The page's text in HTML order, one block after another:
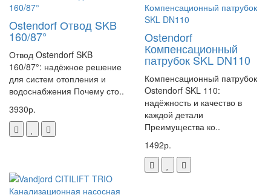
Ostendorf Отвод SKB
160/87°
Отвод Ostendorf SKB
160/87°: надёжное решение
для систем отопления и
водоснабжения Почему сто..
3930р.
Ostendorf
Компенсационный
патрубок SKL DN110
Компенсационный патрубок
Ostendorf SKL 110:
надёжность и качество в
каждой детали
Преимущества ко..
1492р.